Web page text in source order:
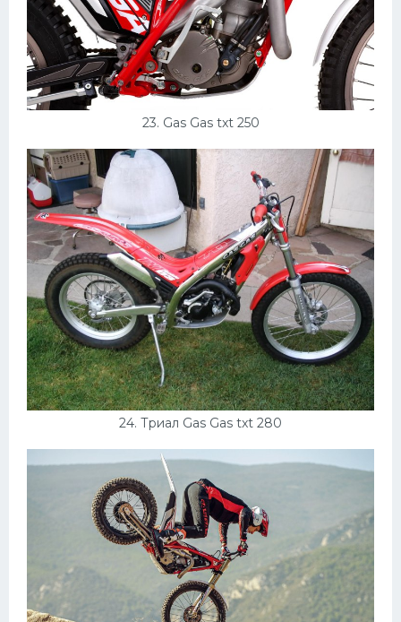
23. Gas Gas txt 250
24. Триал Gas Gas txt 280